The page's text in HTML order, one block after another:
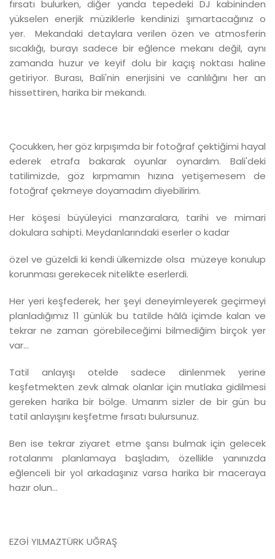
fırsatı bulurken, diğer yanda tepedeki DJ kabininden
yükselen enerjik müziklerle kendinizi şımartacağınız o
yer. Mekandaki detaylara verilen özen ve atmosferin
sıcaklığı, burayı sadece bir eğlence mekanı değil, aynı
zamanda huzur ve keyif dolu bir kaçış noktası haline
getiriyor. Burası, Bali'nin enerjisini ve canlılığını her an
hissettiren, harika bir mekandı.
Çocukken, her göz kırpışımda bir fotoğraf çektiğimi hayal
ederek etrafa bakarak oyunlar oynardım. Bali'deki
tatilimizde, göz kırpmamın hızına yetişemesem de
fotoğraf çekmeye doyamadım diyebilirim.
Her köşesi büyüleyici manzaralara, tarihi ve mimari
dokulara sahipti. Meydanlarındaki eserler o kadar
özel ve güzeldi ki kendi ülkemizde olsa müzeye konulup
korunması gerekecek nitelikte eserlerdi.
Her yeri keşfederek, her şeyi deneyimleyerek geçirmeyi
planladığımız 11 günlük bu tatilde hâlâ içimde kalan ve
tekrar ne zaman görebileceğimi bilmediğim birçok yer
var...
Tatil anlayışı otelde sadece dinlenmek yerine
keşfetmekten zevk almak olanlar için mutlaka gidilmesi
gereken harika bir bölge. Umarım sizler de bir gün bu
tatil anlayışını keşfetme fırsatı bulursunuz.
Ben ise tekrar ziyaret etme şansı bulmak için gelecek
rotalarımı planlamaya başladım, özellikle yanınızda
eğlenceli bir yol arkadaşınız varsa harika bir maceraya
hazır olun...
EZGİ YILMAZTÜRK UĞRAŞ